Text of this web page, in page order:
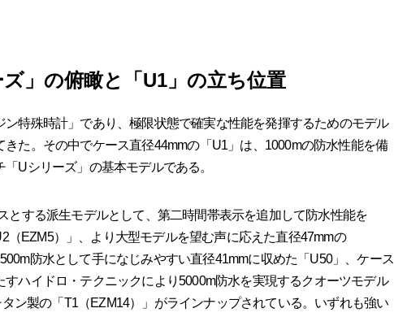
」の俯瞰と「U1」の立ち位置
特殊時計」であり、極限状態で確実な性能を発揮するためのモデル
きた。その中でケース直径44mmの「U1」は、1000mの防水性能を備
Uシリーズ」の基本モデルである。
とする派生モデルとして、第二時間帯表示を追加して防水性能を
（EZM5）」、より大型モデルを望む声に応えた直径47mmの
500m防水として手になじみやすい直径41mmに収めた「U50」、ケース
すハイドロ・テクニックにより5000m防水を実現するクオーツモデル
タン製の「T1（EZM14）」がラインナップされている。いずれも強い